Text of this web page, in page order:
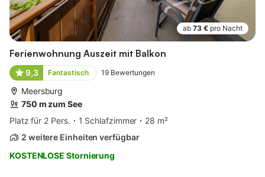
ab 73 € pro Nacht
Ferienwohnung Auszeit mit Balkon
9,3 Fantastisch 19 Bewertungen
Meersburg
750 m zum See
Platz für 2 Pers.
1 Schlafzimmer
28 m²
2 weitere Einheiten verfügbar
KOSTENLOSE Stornierung